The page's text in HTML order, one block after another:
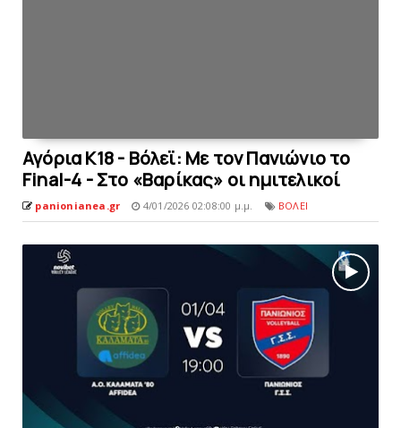
Αγόρια Κ18 - Βόλεϊ: Με τον Πανιώνιο το
Final-4 - Στο «Βαρίκας» οι ημιτελικοί
panionianea.gr 4/01/2026 02:08:00 μ.μ. ΒΟΛΕΙ